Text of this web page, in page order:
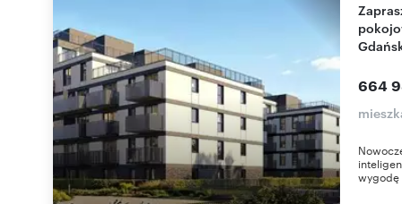
Zapraszam do obejrzenia nowoczesnego 3-
664
wygodę